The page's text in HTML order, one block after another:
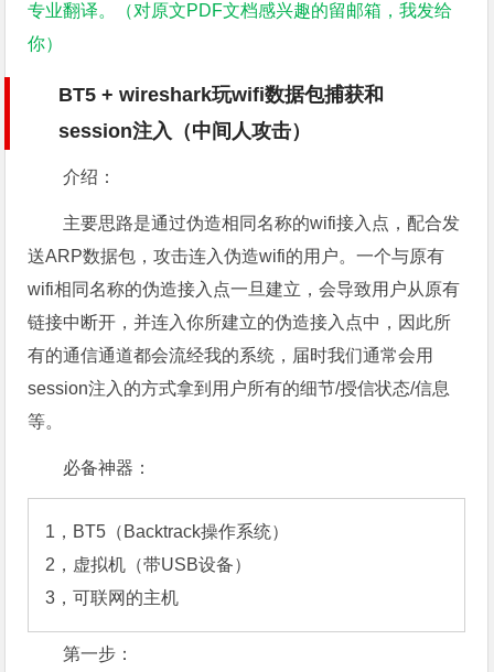
专业翻译。（对原文PDF文档感兴趣的留邮箱，我发给
你）
BT5 + wireshark玩wifi数据包捕获和
session注入（中间人攻击）
介绍：
主要思路是通过伪造相同名称的wifi接入点，配合发
送ARP数据包，攻击连入伪造wifi的用户。一个与原有
wifi相同名称的伪造接入点一旦建立，会导致用户从原有
链接中断开，并连入你所建立的伪造接入点中，因此所
有的通信通道都会流经我的系统，届时我们通常会用
session注入的方式拿到用户所有的细节/授信状态/信息
等。
必备神器：
1，BT5（Backtrack操作系统）
2，虚拟机（带USB设备）
3，可联网的主机
第一步：